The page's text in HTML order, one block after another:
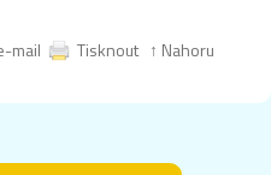
mail Tisknout ↑ Nahoru